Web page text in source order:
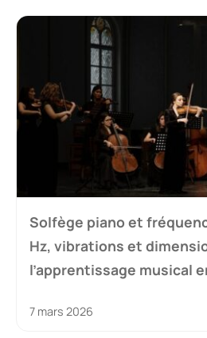
Solfège piano et
Hz, vibrations et
l’apprentissage musical
7 mars 2026